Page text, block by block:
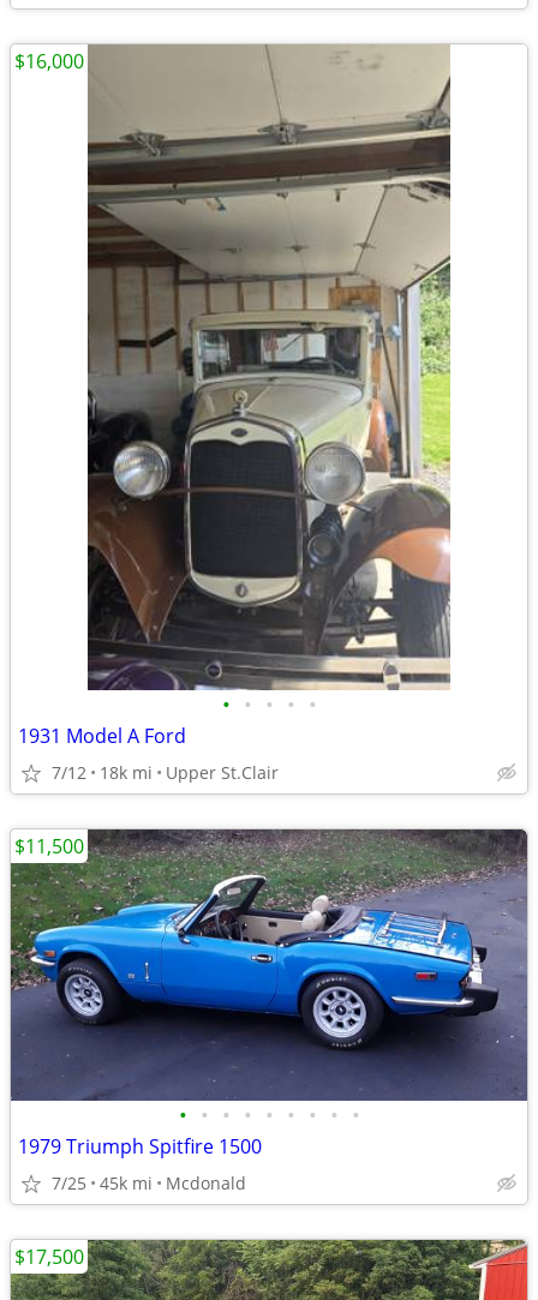
• • • • •
1931 Model A Ford
7/12 18k mi Upper St.Clair
$16,000
• • • • • • • • •
1979 Triumph Spitfire 1500
7/25 45k mi Mcdonald
$11,500
$17,500